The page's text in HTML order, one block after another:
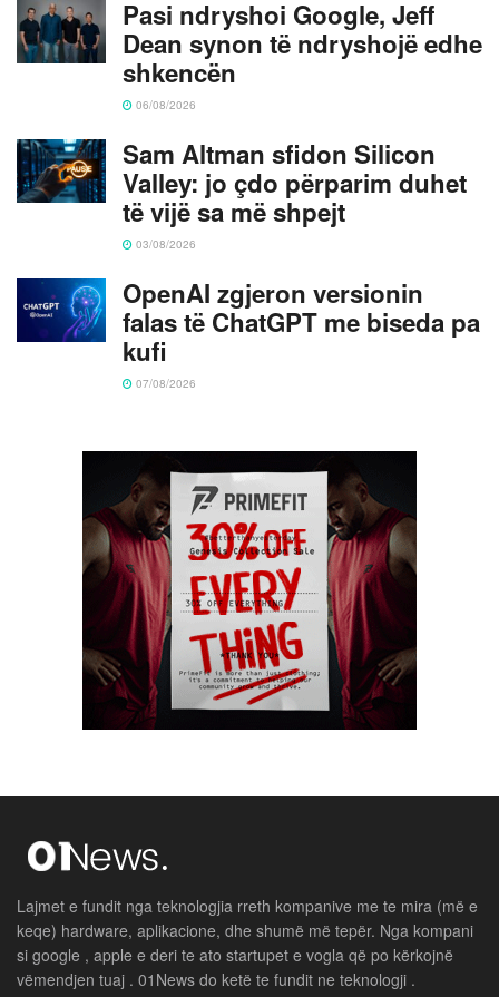
Pasi ndryshoi Google, Jeff
Dean synon të ndryshojë edhe
shkencën
06/08/2026
Sam Altman sfidon Silicon
Valley: jo çdo përparim duhet
të vijë sa më shpejt
03/08/2026
OpenAI zgjeron versionin
falas të ChatGPT me biseda pa
kufi
07/08/2026
Lajmet e fundit nga teknologjia rreth kompanive me te mira (më e
keqe) hardware, aplikacione, dhe shumë më tepër. Nga kompani
si google , apple e deri te ato startupet e vogla që po kërkojnë
vëmendjen tuaj . 01News do ketë te fundit ne teknologji .